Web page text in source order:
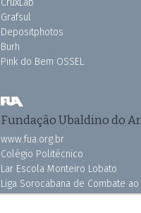
CruxLab
Grafsul
Depositphotos
Burh
Pink do Bem OSSEL
Fundação Ubaldino do
www.fua.org.br
Colégio Politécnico
Lar Escola Monteiro Lobato
Liga Sorocabana de Combate
Vila dos Velhinhos